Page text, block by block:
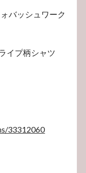
バッシュワーク
イプ柄シャツ
33312060